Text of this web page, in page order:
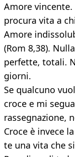
Amore vincente.
procura vita a
Amore
(Rom 8,38).
perfette, totali.
giorni.
Se qualcuno
croce e mi
rassegnazione,
Croce è invece
te una vita che